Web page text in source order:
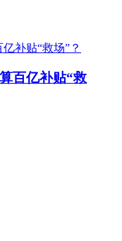
百亿补贴“救